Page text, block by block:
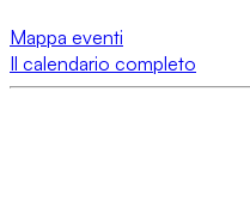
Mappa eventi
Il calendario completo